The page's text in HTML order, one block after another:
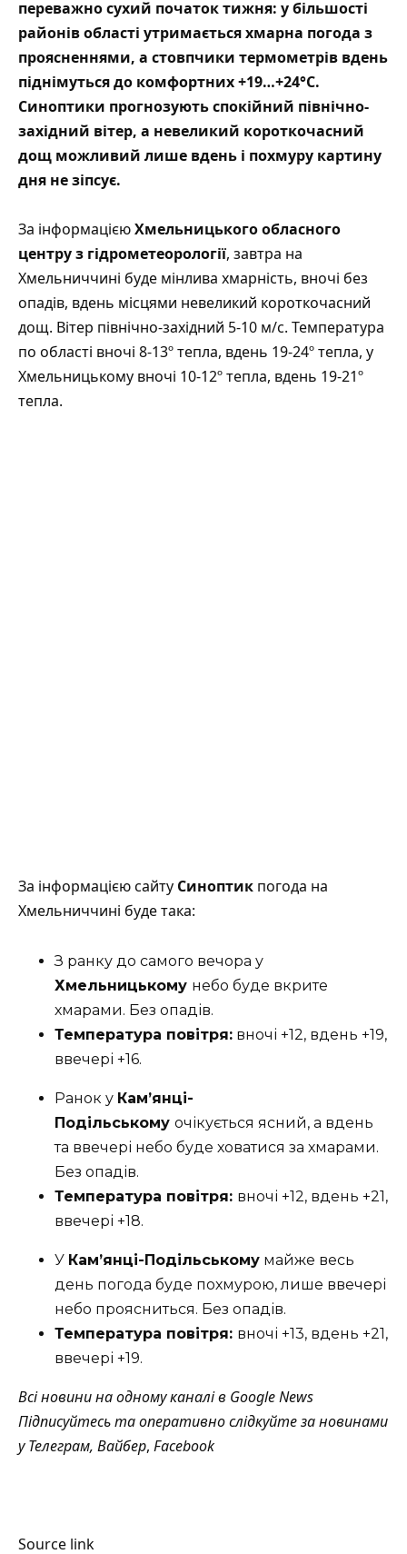
переважно сухий початок тижня: у більшості
районів області утримається хмарна погода з
проясненнями, а стовпчики термометрів вдень
піднімуться до комфортних +19…+24°C.
Синоптики прогнозують спокійний північно-
західний вітер, а невеликий короткочасний
дощ можливий лише вдень і похмуру картину
дня не зіпсує.
За інформацієюХмельницькогообласного
центру з гідрометеорології, завтра на
Хмельниччині буде мінлива хмарність, вночі без
опадів, вдень місцями невеликий короткочасний
дощ. Вітер північно-західний 5-10 м/с. Температура
по області вночі 8-13º тепла, вдень 19-24º тепла, у
Хмельницькому вночі 10-12º тепла, вдень 19-21º
тепла.
За інформацією сайту Синоптик погода на
Хмельниччині буде така:
З ранку до самого вечора у
Хмельницькому небо буде вкрите
хмарами. Без опадів.
Температура повітря: вночі +12, вдень +19,
ввечері +16.
Ранок у Кам’янці-
Подільському очікується ясний, а вдень
та ввечері небо буде ховатися за хмарами.
Без опадів.
Температура повітря: вночі +12, вдень +21,
ввечері +18.
У Кам’янці-Подільському майже весь
день погода буде похмурою, лише ввечері
небо проясниться. Без опадів.
Температура повітря: вночі +13, вдень +21,
ввечері +19.
Всі новини на одному каналі в Google News
Підписуйтесь та оперативно слідкуйте за новинами
уТелеграм, Вайбер, Facebook
Source link